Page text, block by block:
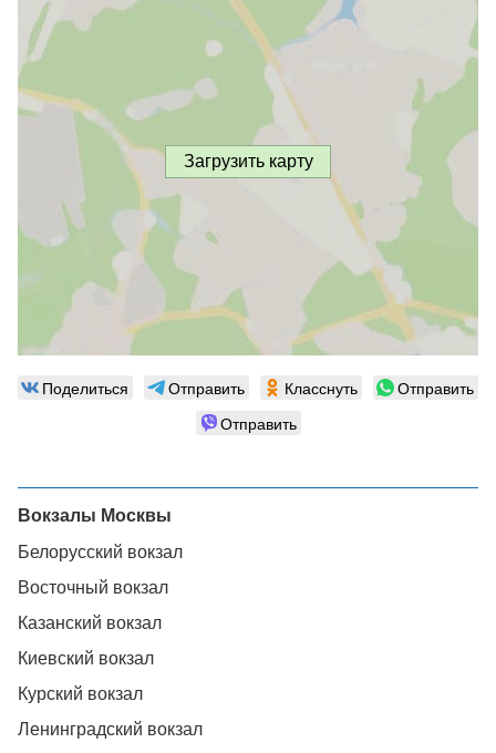
Загрузить карту
Поделиться Отправить Класснуть
Отправить
Отправить
Вокзалы Москвы
Белорусский вокзал
Восточный вокзал
Казанский вокзал
Киевский вокзал
Курский вокзал
Ленинградский вокзал